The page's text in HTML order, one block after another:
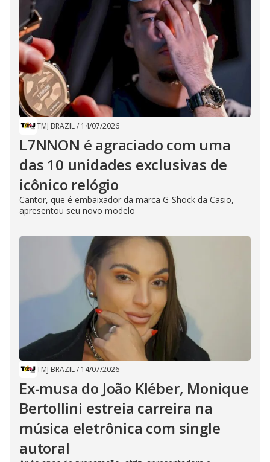
TMJ BRAZIL/ 14/07/2026
L7NNON é agraciado com uma
das 10 unidades exclusivas de
icônico relógio
Cantor, que é embaixador da marca G-Shock da Casio,
apresentou seu novo modelo
TMJ BRAZIL/ 14/07/2026
Ex-musa do João Kléber, Monique
Bertollini estreia carreira na
música eletrônica com single
autoral